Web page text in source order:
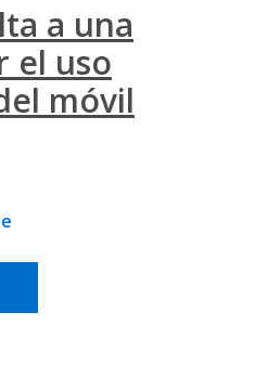
a una
el uso
móvil